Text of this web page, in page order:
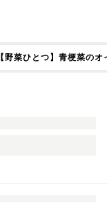
【野菜ひとつ】青梗菜の